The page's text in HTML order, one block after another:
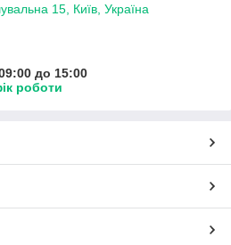
15, Київ, Україна
до 15:00
роботи